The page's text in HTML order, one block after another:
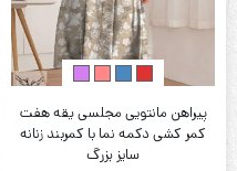
پیراهن مانتویی مجلسی یقه هفت
کمر کشی دکمه نما با کمربند زنانه
سایز بزرگ